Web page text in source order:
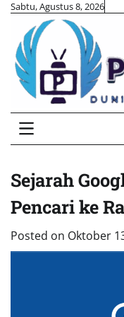
Skip
content
Sabtu, Agustus 8, 2026
Sejarah
Pencari ke
Posted on Oktober